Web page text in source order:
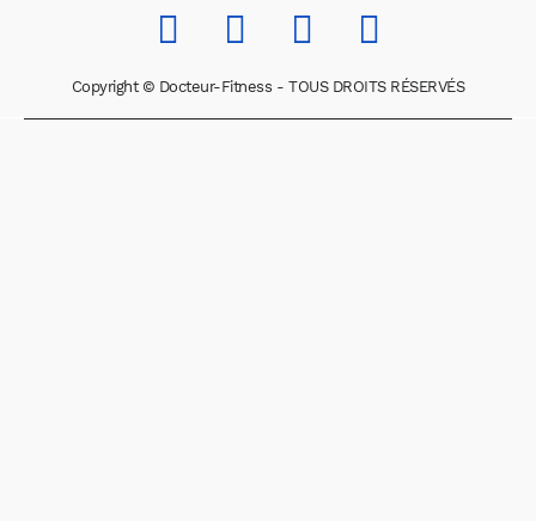
Copyright © Docteur-Fitness - TOUS DROITS RÉSERVÉS